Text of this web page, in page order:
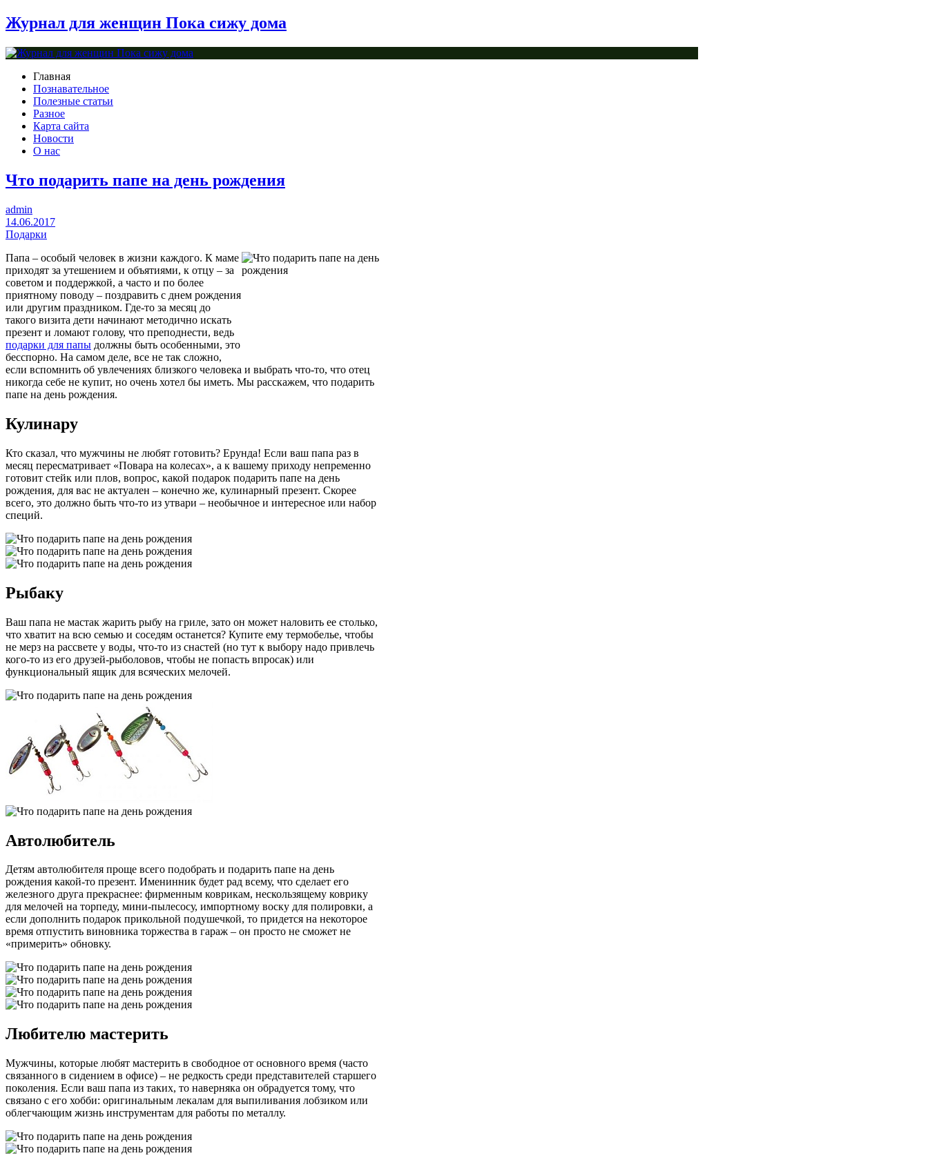
Журнал для женщин Пока сижу дома
Главная
Познавательное
Полезные статьи
Разное
Карта сайта
Новости
О нас
Что подарить папе на день рождения
admin
14.06.2017
Подарки
Папа – особый человек в жизни каждого. К маме
приходят за утешением и объятиями, к отцу – за
советом и поддержкой, а часто и по более
приятному поводу – поздравить с днем рождения
или другим праздником. Где-то за месяц до
такого визита дети начинают методично искать
презент и ломают голову, что преподнести, ведь
подарки для папы должны быть особенными, это
бесспорно. На самом деле, все не так сложно,
если вспомнить об увлечениях близкого человека и выбрать что-то, что отец
никогда себе не купит, но очень хотел бы иметь. Мы расскажем, что подарить
папе на день рождения.
Кулинару
Кто сказал, что мужчины не любят готовить? Ерунда! Если ваш папа раз в
месяц пересматривает «Повара на колесах», а к вашему приходу непременно
готовит стейк или плов, вопрос, какой подарок подарить папе на день
рождения, для вас не актуален – конечно же, кулинарный презент. Скорее
всего, это должно быть что-то из утвари – необычное и интересное или набор
специй.
Рыбаку
Ваш папа не мастак жарить рыбу на гриле, зато он может наловить ее столько,
что хватит на всю семью и соседям останется? Купите ему термобелье, чтобы
не мерз на рассвете у воды, что-то из снастей (но тут к выбору надо привлечь
кого-то из его друзей-рыболовов, чтобы не попасть впросак) или
функциональный ящик для всяческих мелочей.
Автолюбитель
Детям автолюбителя проще всего подобрать и подарить папе на день
рождения какой-то презент. Именинник будет рад всему, что сделает его
железного друга прекраснее: фирменным коврикам, нескользящему коврику
для мелочей на торпеду, мини-пылесосу, импортному воску для полировки, а
если дополнить подарок прикольной подушечкой, то придется на некоторое
время отпустить виновника торжества в гараж – он просто не сможет не
«примерить» обновку.
Любителю мастерить
Мужчины, которые любят мастерить в свободное от основного время (часто
связанного в сидением в офисе) – не редкость среди представителей старшего
поколения. Если ваш папа из таких, то наверняка он обрадуется тому, что
связано с его хобби: оригинальным лекалам для выпиливания лобзиком или
облегчающим жизнь инструментам для работы по металлу.